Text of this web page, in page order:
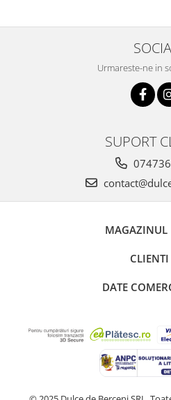
echipei, felicitări pentru tot ceea
ce faceți! A fost apreciat și lăudat
Urmareste-ne in
SUPORT
MAGAZINUL
CLIENTI
DATE